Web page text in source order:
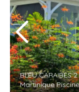
BLEU
Martinique Piscine